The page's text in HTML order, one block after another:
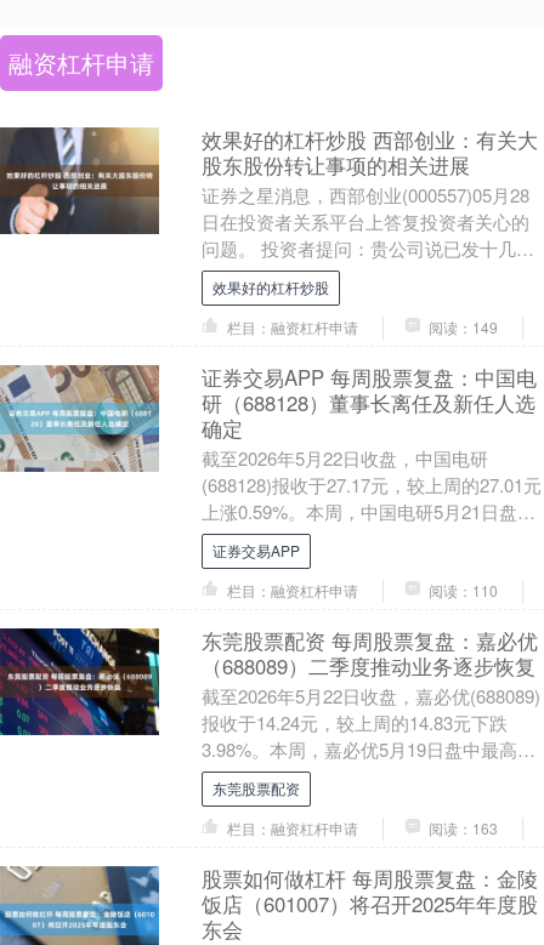
融资杠杆申请
效果好的杠杆炒股 西部创业：有关大
股东股份转让事项的相关进展
证券之星消息，西部创业(000557)05月28
日在投资者关系平台上答复投资者关心的
问题。 投资者提问：贵公司说已发十几封
催告函，能否公示一下催告函，需要两大
股....
效果好的杠杆炒股
栏目：融资杠杆申请
阅读：149
证券交易APP 每周股票复盘：中国电
研（688128）董事长离任及新任人选
确定
截至2026年5月22日收盘，中国电研
(688128)报收于27.17元，较上周的27.01元
上涨0.59%。本周，中国电研5月21日盘中
最高价报27.76元。....
证券交易APP
栏目：融资杠杆申请
阅读：110
东莞股票配资 每周股票复盘：嘉必优
（688089）二季度推动业务逐步恢复
截至2026年5月22日收盘，嘉必优(688089)
报收于14.24元，较上周的14.83元下跌
3.98%。本周，嘉必优5月19日盘中最高价
报15.05元。5月....
东莞股票配资
栏目：融资杠杆申请
阅读：163
股票如何做杠杆 每周股票复盘：金陵
饭店（601007）将召开2025年年度股
东会